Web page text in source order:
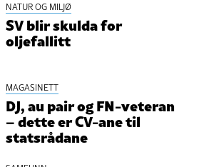
NATUR OG MILJØ
SV blir skulda for
oljefallitt
MAGASINETT
DJ, au pair og FN-veteran
– dette er CV-ane til
statsrådane